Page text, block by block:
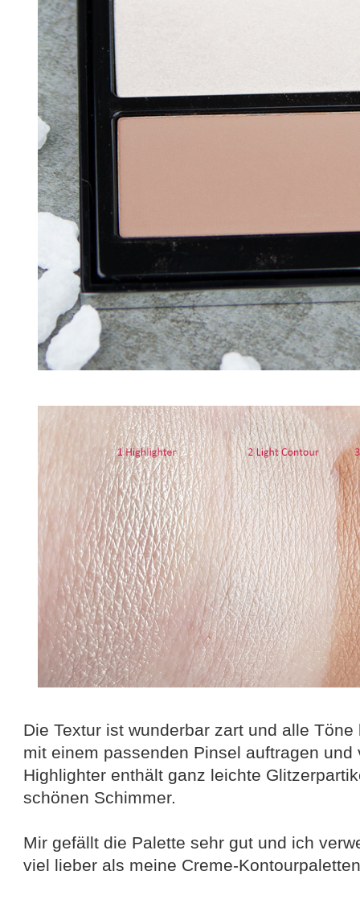
Die Textur ist wunderbar zart und alle
mit einem passenden Pinsel auftragen und
Highlighter enthält ganz leichte
schönen Schimmer.
Mir gefällt die Palette sehr gut und ich
viel lieber als meine Creme-